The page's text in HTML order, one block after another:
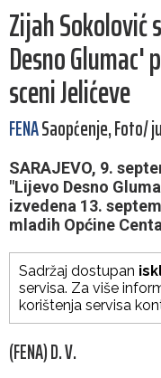
Zijah
Desno
sceni Jelićeve
FENASaopćenje, Foto/
SARAJEVO, 9.
"Lijevo Desno
izvedena 13.
mladih Općine
Sadržaj dostupan
servisa. Za više
korištenja servisa
(FENA) D. V.